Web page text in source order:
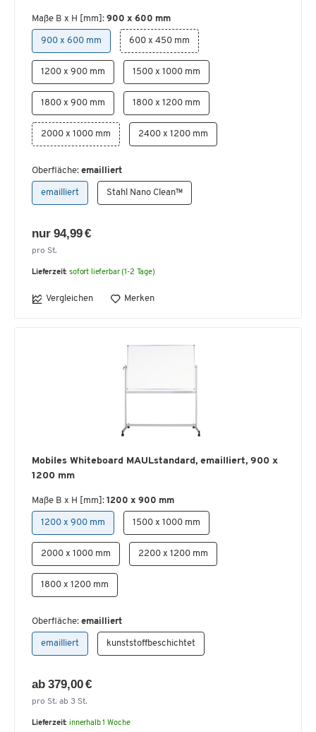
Maße B x H [mm]: 900 x 600 mm
900 x 600 mm 600 x 450 mm
1200 x 900 mm 1500 x 1000 mm
1800 x 900 mm 1800 x 1200 mm
2000 x 1000 mm 2400 x 1200 mm
Oberfläche: emailliert
emailliert Stahl Nano Clean™
nur 94,99 €
pro St.
Lieferzeit: sofort lieferbar (1-2 Tage)
Vergleichen Merken
Mobiles Whiteboard MAULstandard, emailliert, 900 x
1200 mm
Maße B x H [mm]: 1200 x 900 mm
1200 x 900 mm 1500 x 1000 mm
2000 x 1000 mm 2200 x 1200 mm
1800 x 1200 mm
Oberfläche: emailliert
emailliert kunststoffbeschichtet
ab 379,00 €
pro St. ab 3 St.
Lieferzeit: innerhalb 1 Woche